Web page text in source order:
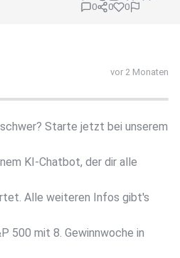
0
0 0
vor 2 Monaten
Starte jetzt bei unserem
KI-Chatbot, der dir alle
Alle weiteren Infos gibt's
500 mit 8. Gewinnwoche in